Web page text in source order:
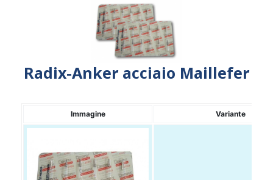
Radix-Anker acciaio Maillefer
Immagine Variante